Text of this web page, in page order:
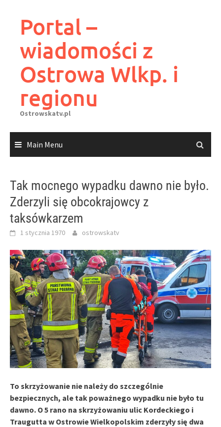
contentPortal –
wiadomości z
Ostrowa Wlkp. i
regionu
Ostrowskatv.pl
Main Menu
Tak mocnego wypadku dawno nie było.
Zderzyli się obcokrajowcy z
taksówkarzem
1 stycznia 1970 ostrowskatv
To skrzyżowanie nie należy do szczególnie
bezpiecznych, ale tak poważnego wypadku nie było tu
dawno. O 5 rano na skrzyżowaniu ulic Kordeckiego i
Traugutta w Ostrowie Wielkopolskim zderzyły się dwa